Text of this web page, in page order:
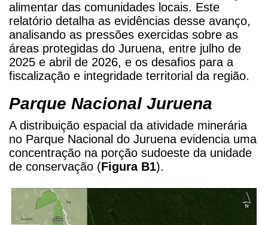
alimentar das comunidades locais. Este
relatório detalha as evidências desse avanço,
analisando as pressões exercidas sobre as
áreas protegidas do Juruena, entre julho de
2025 e abril de 2026, e os desafios para a
fiscalização e integridade territorial da região.
Parque Nacional Juruena
A distribuição espacial da atividade minerária
no Parque Nacional do Juruena evidencia uma
concentração na porção sudoeste da unidade
de conservação (Figura B1).